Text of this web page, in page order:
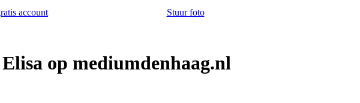
account Stuur foto
op mediumdenhaag.nl